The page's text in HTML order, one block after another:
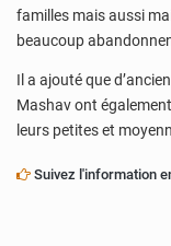
familles mais aussi
beaucoup
Il a ajouté que
Mashav ont
leurs petites et
Suivez l'information